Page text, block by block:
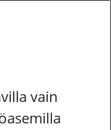
vain